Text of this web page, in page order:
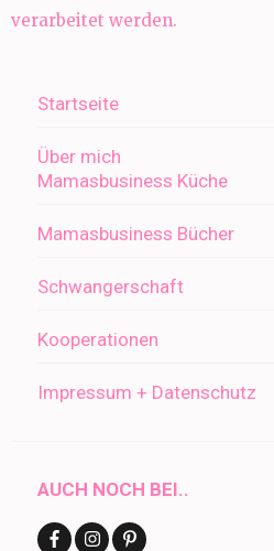
verarbeitet werden.
Startseite
Über mich
Mamasbusiness Küche
Mamasbusiness Bücher
Schwangerschaft
Kooperationen
Impressum + Datenschutz
AUCH NOCH BEI..